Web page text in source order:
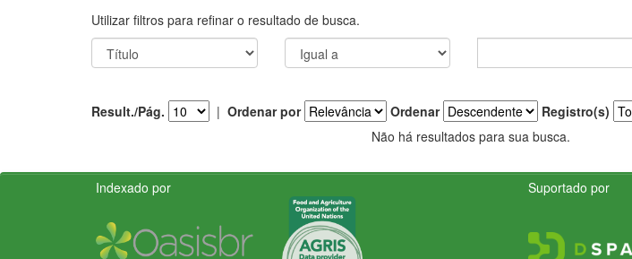
Utilizar filtros para refinar o resultado de busca.
Result./Pág. | Ordenar por Ordenar
Registro(s)
Não há resultados para sua busca.
Indexado por Suportado por